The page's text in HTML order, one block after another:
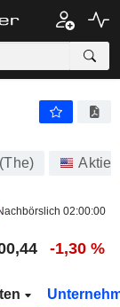
Aktien
02:00:00
-1,30 %